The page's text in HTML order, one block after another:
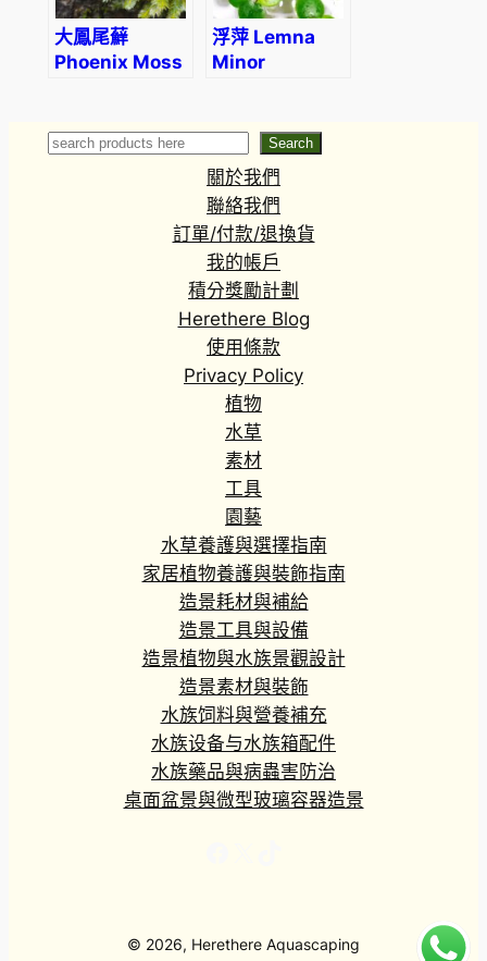
大鳳尾蘚
Phoenix Moss
浮萍 Lemna
Minor
(5/10株)
Search Search
關於我們
聯絡我們
訂單/付款/退換貨
我的帳戶
積分獎勵計劃
Herethere Blog
使用條款
Privacy Policy
植物
水草
素材
工具
園藝
水草養護與選擇指南
家居植物養護與裝飾指南
造景耗材與補給
造景工具與設備
造景植物與水族景觀設計
造景素材與裝飾
水族饲料與營養補充
水族设备与水族箱配件
水族藥品與病蟲害防治
桌面盆景與微型玻璃容器造景
© 2026, Herethere Aquascaping